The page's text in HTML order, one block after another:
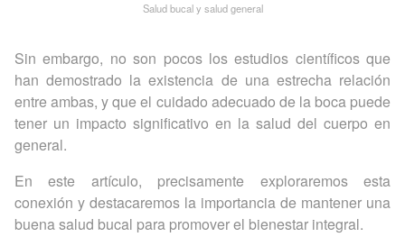
Salud bucal y salud general
Sin embargo, no son pocos los estudios científicos que
han demostrado la existencia de una estrecha relación
entre ambas, y que el cuidado adecuado de la boca puede
tener un impacto significativo en la salud del cuerpo en
general.
En este artículo, precisamente exploraremos esta
conexión y destacaremos la importancia de mantener una
buena salud bucal para promover el bienestar integral.